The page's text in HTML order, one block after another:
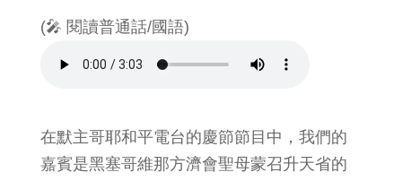
(🎤 閱讀普通話/國語)
在默主哥耶和平電台的慶節節目中，我們的
嘉賓是黑塞哥維那方濟會聖母蒙召升天省的